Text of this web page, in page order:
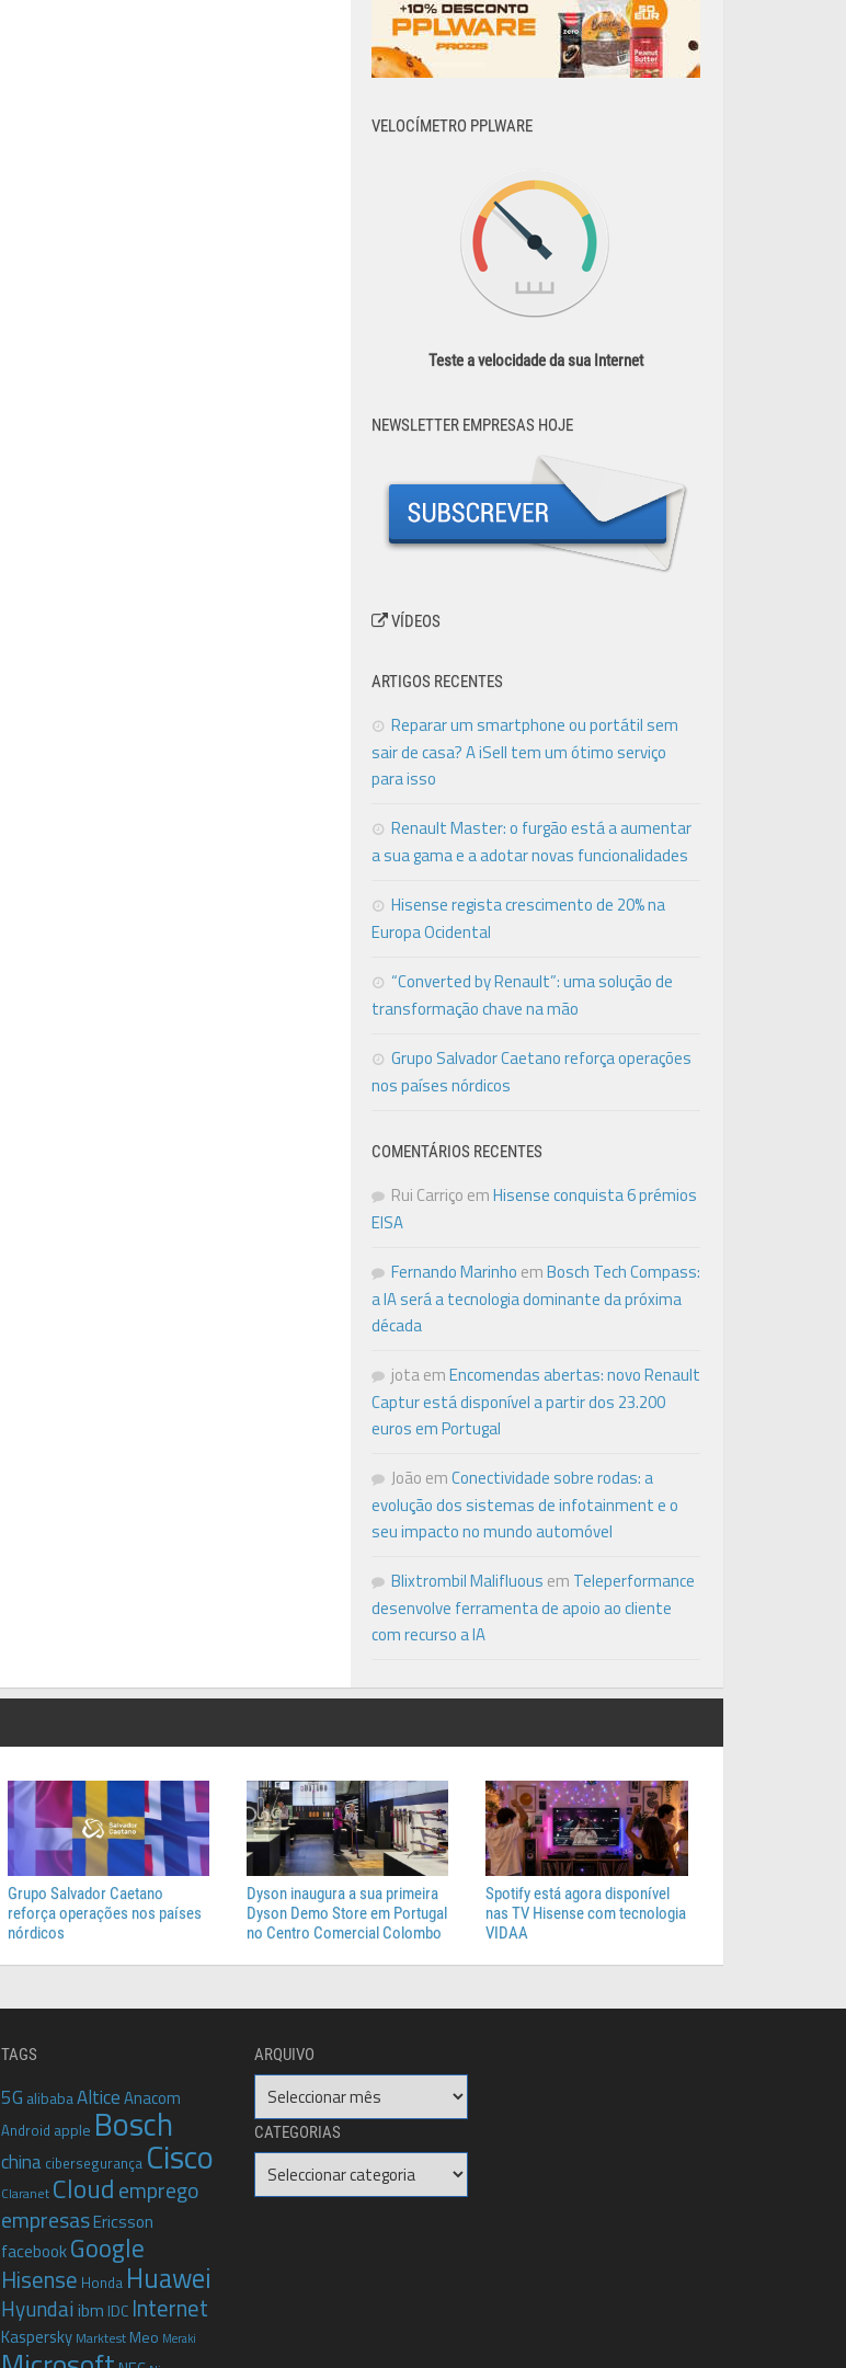
VELOCÍMETRO PPLWARE
Teste a velocidade da sua Internet
NEWSLETTER EMPRESAS HOJE
VÍDEOS
ARTIGOS RECENTES
Reparar um smartphone ou portátil sem
sair de casa? A iSell tem um ótimo serviço
para isso
Renault Master: o furgão está a aumentar
a sua gama e a adotar novas funcionalidades
Hisense regista crescimento de 20% na
Europa Ocidental
“Converted by Renault”: uma solução de
transformação chave na mão
Grupo Salvador Caetano reforça operações
nos países nórdicos
COMENTÁRIOS RECENTES
Rui Carriço emHisense conquista 6 prémios
EISA
Fernando Marinho emBosch Tech Compass:
a IA será a tecnologia dominante da próxima
década
jotaemEncomendas abertas: novo Renault
Captur está disponível a partir dos 23.200
euros em Portugal
João emConectividade sobre rodas: a
evolução dos sistemas de infotainment e o
seu impacto no mundo automóvel
Blixtrombil Malifluous em Teleperformance
desenvolve ferramenta de apoio ao cliente
com recurso a IA
Grupo Salvador Caetano
reforça operações nos países
nórdicos
Dyson inaugura a sua primeira
Dyson Demo Store em Portugal
no Centro Comercial Colombo
Spotify está agora disponível
nas TV Hisense com tecnologia
VIDAA
TAGS
5G alibabaAlticeAnacom
Android apple Bosch
china cibersegurança Cisco
Claranet Cloud emprego
empresasEricsson
facebookGoogle
Hisense Honda Huawei
Hyundai ibm IDC Internet
Kaspersky Marktest Meo Meraki
ARQUIVO
Arquivo
CATEGORIAS
Categorias